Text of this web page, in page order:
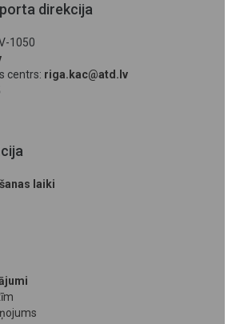
direkcija
1050
centrs: riga.kac@atd.lv
laiki